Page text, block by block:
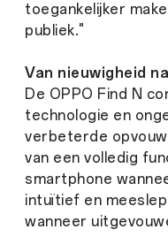
toegankelijker
publiek."
Van nieuwigheid
De OPPO Find N
technologie en
verbeterde
van een volledig
smartphone
intuïtief en
wanneer